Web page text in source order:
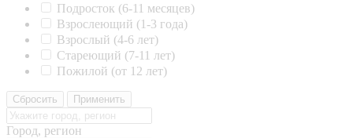
Подросток (6-11 месяцев)
Взрослеющий (1-3 года)
Взрослый (4-6 лет)
Стареющий (7-11 лет)
Пожилой (от 12 лет)
Сбросить Применить
Город, регион